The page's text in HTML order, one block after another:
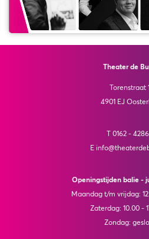
Theater de
Torenstraat
4901 EJ
T 0162 -
E
Openingstijden balie -
Maandag t/m vrijdag:
Zaterdag: 10.00 -
Zondag: